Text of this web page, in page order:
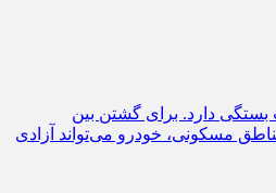
دارد. برای گشتن بین
مسکونی، خودرو می‌تواند آزادی